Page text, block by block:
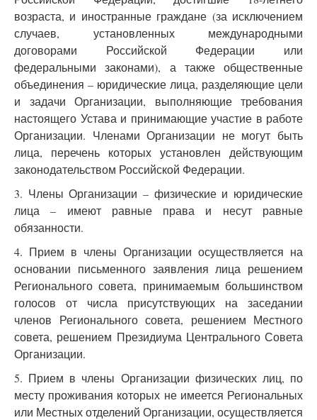
возраста, и иностранные граждане (за исключением
случаев, установленных международными
договорами Российской Федерации или
федеральными законами), а также общественные
объединения – юридические лица, разделяющие цели
и задачи Организации, выполняющие требования
настоящего Устава и принимающие участие в работе
Организации. Членами Организации не могут быть
лица, перечень которых установлен действующим
законодательством Российской Федерации.
3. Члены Организации – физические и юридические
лица – имеют равные права и несут равные
обязанности.
4. Прием в члены Организации осуществляется на
основании письменного заявления лица решением
Регионального совета, принимаемым большинством
голосов от числа присутствующих на заседании
членов Регионального совета, решением Местного
совета, решением Президиума Центрального Совета
Организации.
5. Прием в члены Организации физических лиц, по
месту проживания которых не имеется Региональных
или Местных отделений Организации, осуществляется